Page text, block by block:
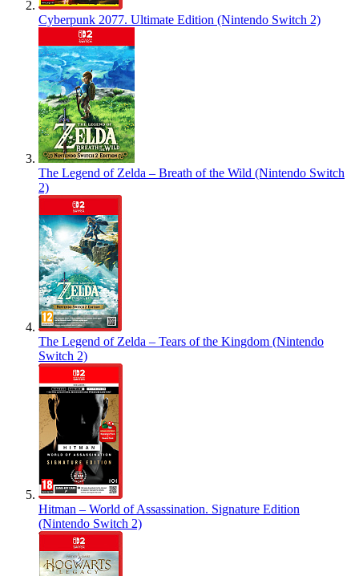
Cyberpunk 2077. Ultimate Edition (Nintendo Switch 2)
The Legend of Zelda – Breath of the Wild (Nintendo Switch
2)
The Legend of Zelda – Tears of the Kingdom (Nintendo
Switch 2)
Hitman – World of Assassination. Signature Edition
(Nintendo Switch 2)